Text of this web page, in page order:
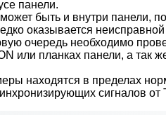
панели.
быть и внутри панели,
оказывается
очередь необходимо
или планках панели, а
находятся в пределах
сигналов